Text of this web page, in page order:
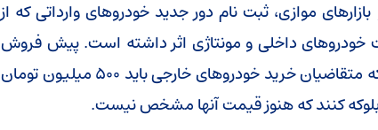
بازارهای موازی، ثبت نام دور جدید خودروهای وارداتی که از
خودروهای داخلی و مونتاژی اثر داشته است. پیش فروش
خودروهای وارداتی امروز در حالی آغاز شد که متقاضیان خرید خودروهای خارجی باید ۵۰۰ میلیون تومان
کنند که هنوز قیمت آنها مشخص نیست.